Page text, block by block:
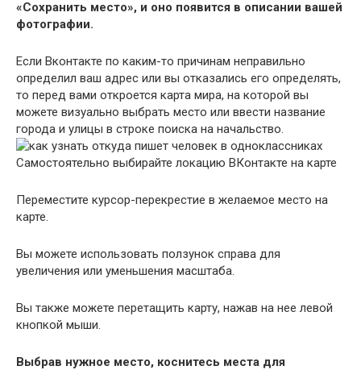
«Сохранить место», и оно появится в описании вашей
фотографии.
Если Вконтакте по каким-то причинам неправильно
определил ваш адрес или вы отказались его определять,
то перед вами откроется карта мира, на которой вы
можете визуально выбрать место или ввести название
города и улицы в строке поиска на начальство.
Самостоятельно выбирайте локацию ВКонтакте на карте
Переместите курсор-перекрестие в желаемое место на
карте.
Вы можете использовать ползунок справа для
увеличения или уменьшения масштаба.
Вы также можете перетащить карту, нажав на нее левой
кнопкой мыши.
Выбрав нужное место, коснитесь места для